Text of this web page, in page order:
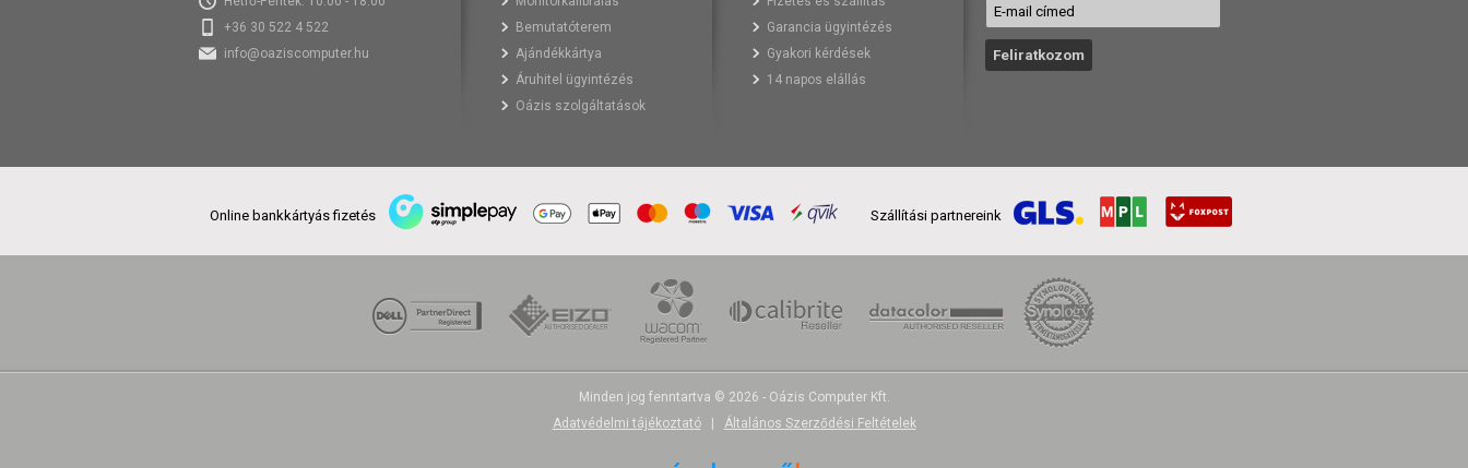
+36 30 522 4 522
info@oaziscomputer.hu
Bemutatóterem
Ajándékkártya
Áruhitel ügyintézés
Oázis szolgáltatások
Garancia ügyintézés
Gyakori kérdések
14 napos elállás
Online bankkártyás fizetés Szállítási partnereink
Minden jog fenntartva © 2026 - Oázis Computer Kft.
Adatvédelmi tájékoztató
Általános Szerződési Feltételek